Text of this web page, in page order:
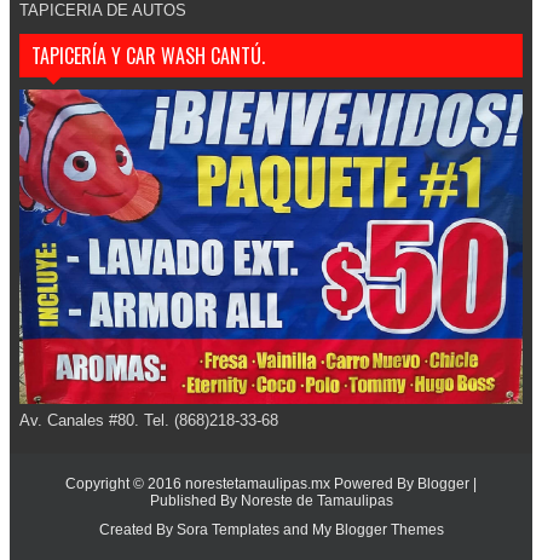
TAPICERIA DE AUTOS
TAPICERÍA Y CAR WASH CANTÚ.
Av. Canales #80. Tel. (868)218-33-68
Copyright © 2016 norestetamaulipas.mx Powered By Blogger
Published By Noreste de Tamaulipas
Created By Sora Templatesand My Blogger Themes